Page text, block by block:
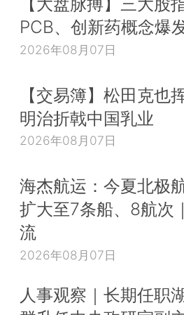
PCB、创新药概念爆
2026年08月07日
【交易簿】松田克也
明治折戟中国乳业
2026年08月07日
海杰航运：今夏北极
扩大至7条船、8航次
流
2026年08月07日
人事观察｜长期任职